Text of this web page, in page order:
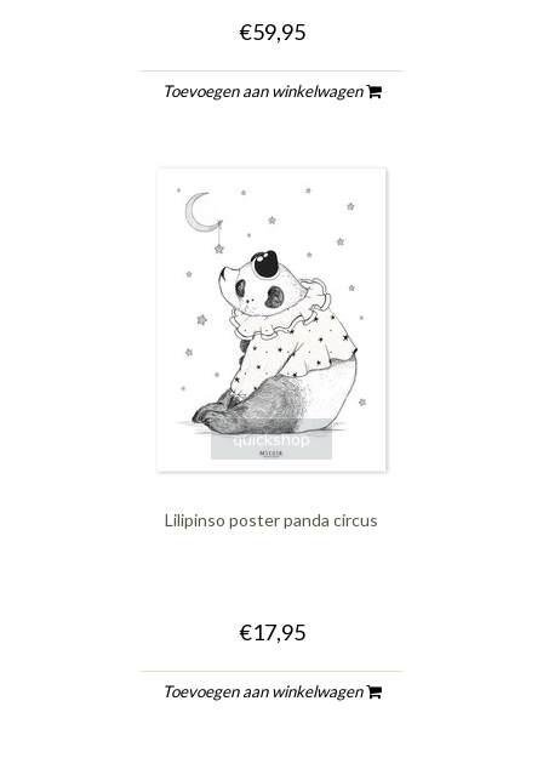
€59,95
Toevoegen aan winkelwagen
quickshop
Lilipinso poster panda circus
€17,95
Toevoegen aan winkelwagen